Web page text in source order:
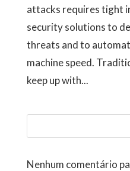
attacks requires tight
security solutions to
threats and to
machine speed.
keep up with...
Nenhum comentário